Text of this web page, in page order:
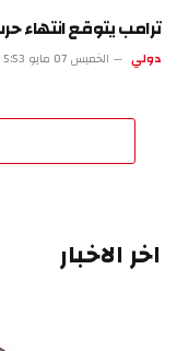
ترامب يتوقع انتهاء
دولي الخميس 07 مايو 5:53 م
اخر الاخبار